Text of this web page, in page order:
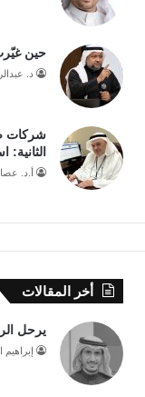
حين
د.
شركات
أ.د.
أخر المقالات
يرحل